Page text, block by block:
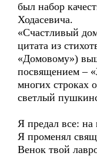
был набор
Ходасевича.
«Счастливый
цитата из
«Домовому»)
посвящением –
многих строках
светлый
Я предал все:
Я променял
Венок твой